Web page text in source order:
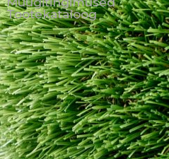
Tootekataloog